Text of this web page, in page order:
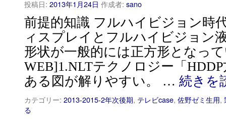
投稿日: 2013年1月24日 作成者: sano
前提的知識 フルハイビジョン時
ィスプレイとフルハイビジョン
形状が一般的には正方形となっ
WEB]1.NLTテクノロジー「
ある図が解りやすい。 … 続きを
カテゴリー: 2013-2015-2年次後期, テレビcase, 佐野ゼミ生用,
る